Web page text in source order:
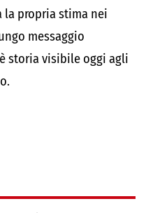
la propria stima nei
messaggio
storia visibile oggi agli